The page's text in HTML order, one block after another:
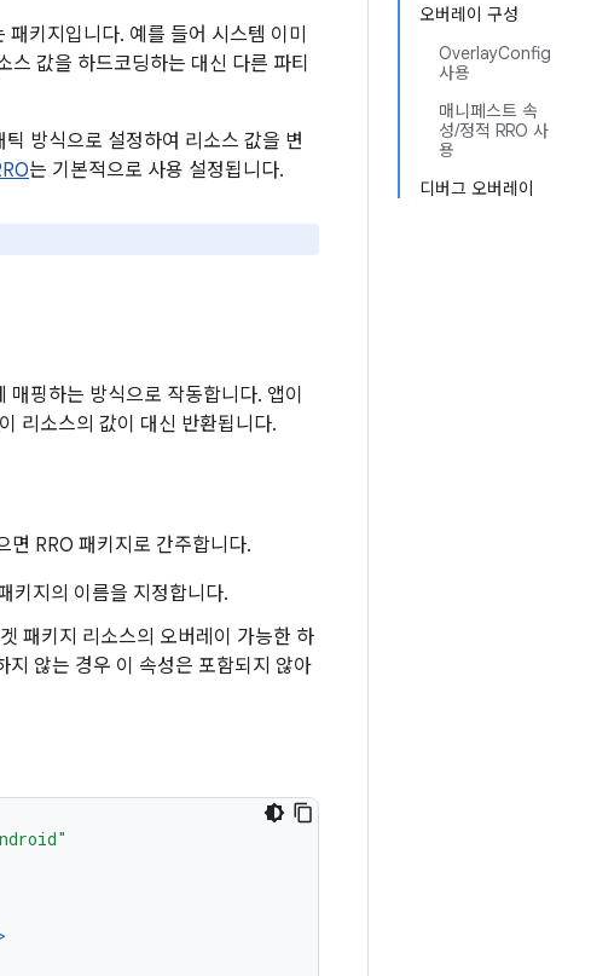
오버레이 구성
OverlayConfig
사용
매니페스트 속
성/정적 RRO 사
용
디버그 오버레이
키지입니다. 예를 들어 시스템 이미
값을 하드코딩하는 대신 다른 파티
방식으로 설정하여 리소스 값을 변
는 기본적으로 사용 설정됩니다.
핑하는 방식으로 작동합니다. 앱이
리소스의 값이 대신 반환됩니다.
면 RRO 패키지로 간주합니다.
키지의 이름을 지정합니다.
패키지 리소스의 오버레이 가능한 하
지 않는 경우 이 속성은 포함되지 않아